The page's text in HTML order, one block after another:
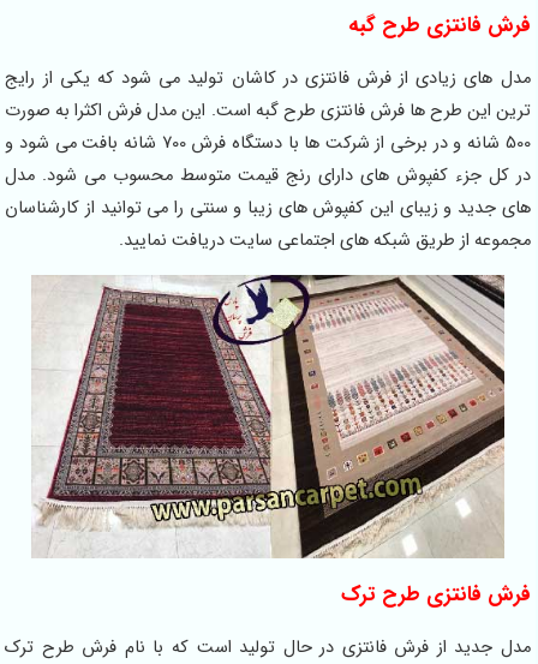
فرش فانتزی طرح گبه
مدل های زیادی از فرش فانتزی در کاشان تولید می شود که یکی از رایج
ترین این طرح ها فرش فانتزی طرح گبه است. این مدل فرش اکثرا به صورت
500 شانه و در برخی از شرکت ها با دستگاه فرش 700 شانه بافت می شود و
در کل جزء کفپوش های دارای رنج قیمت متوسط محسوب می شود. مدل
های جدید و زیبای این کفپوش های زیبا و سنتی را می توانید از کارشناسان
مجموعه از طریق شبکه های اجتماعی سایت دریافت نمایید.
فرش فانتزی طرح ترک
مدل جدید از فرش فانتزی در حال تولید است که با نام فرش طرح ترک